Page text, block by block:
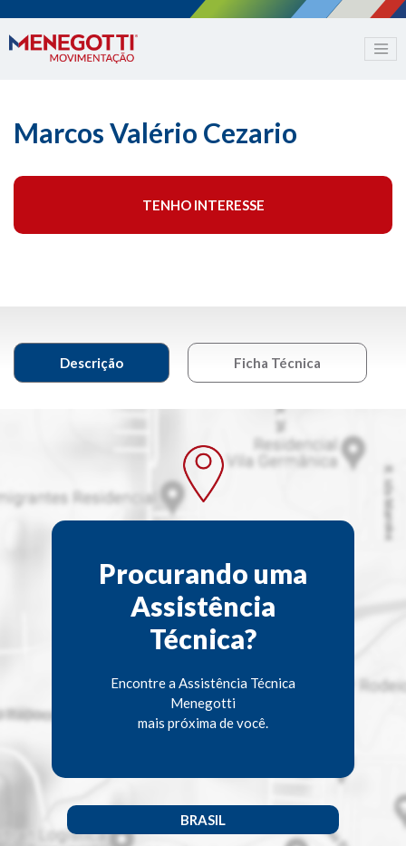
Marcos Valério Cezario
TENHO INTERESSE
Descrição Ficha Técnica
Procurando uma
Assistência
Técnica?
Encontre a Assistência Técnica
Menegotti
mais próxima de você.
BRASIL